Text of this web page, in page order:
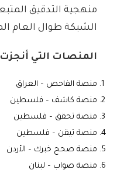
منهجية التدقيق
الشبكة طوال العام
المنصات التي أنجزت
منصة الفاحص – العراق
منصة كاشف – فلسطين
منصة تحقق – فلسطين
منصة تيقن – فلسطين
منصة صحح خبرك – الأردن
منصة صواب – لبنان